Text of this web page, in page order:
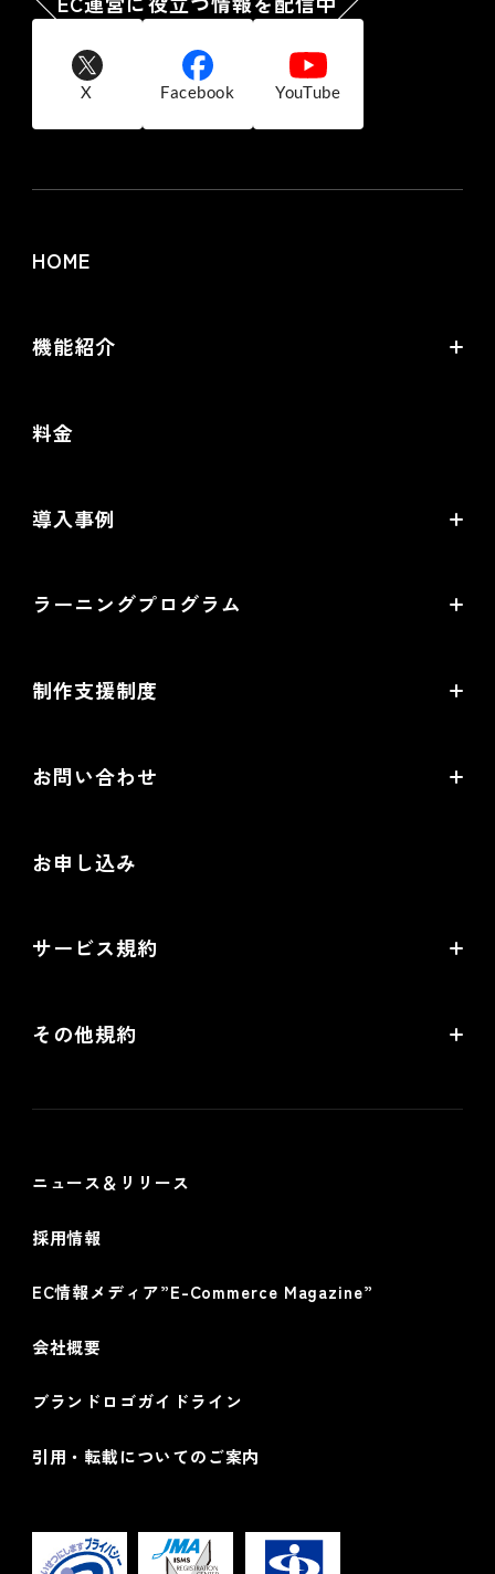
X Facebook YouTube
HOME
機能紹介
オムニチャネル・OMO
提携サービス一覧
料金
導入事例
導入企業一覧
ラーニングプログラム
オープンセミナー一覧
制作支援制度
EC制作パートナー一覧
お問い合わせ
導入検討Webミーティング
お申し込み
サービス規約
futureshop omni-channelサービス規約
その他規約
ニュース＆リリース
採用情報
EC情報メディア”E-Commerce Magazine”
会社概要
ブランドロゴガイドライン
引用・転載についてのご案内